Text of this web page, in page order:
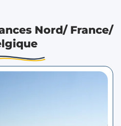
Nord/ France/